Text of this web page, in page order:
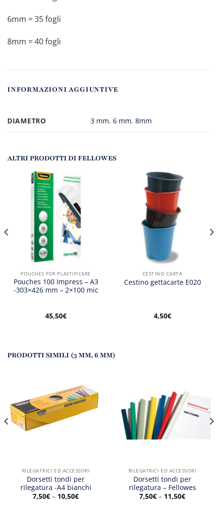
6mm = 35 fogli
8mm = 40 fogli
INFORMAZIONI AGGIUNTIVE
DIAMETRO 3 mm,6 mm,8mm
ALTRI PRODOTTI DI FELLOWES
POUCHES PER PLASTIFICARE
Pouches 100 Impress – A3
-303×426 mm – 2×100 mic
45,50€
CESTINO CARTA
Cestino gettacarte E020
4,50€
PRODOTTI SIMILI (3 MM, 6 MM)
RILEGATRICI ED ACCESSORI
Dorsetti tondi per
rilegatura -A4 bianchi
7,50€ – 10,50€
RILEGATRICI ED ACCESSORI
Dorsetti tondi per
rilegatura – Fellowes
7,50€ – 11,50€